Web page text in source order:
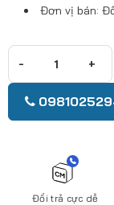
Đơn vị bán:
Đổi trả cực dễ